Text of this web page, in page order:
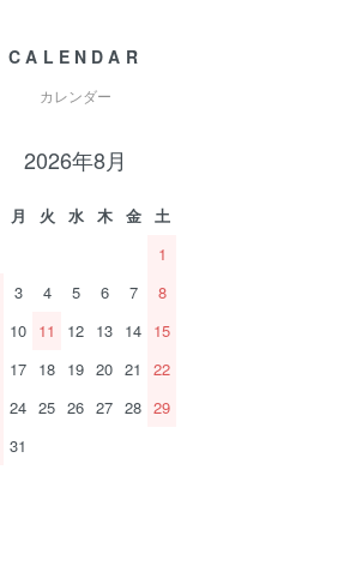
CALENDAR
カレンダー
2026年8月
月 火 水 木 金
土
1
3 4 5 6 7
8
10 11 12 13 14 15
17 18 19 20 21
22
24 25 26 27 28 29
31